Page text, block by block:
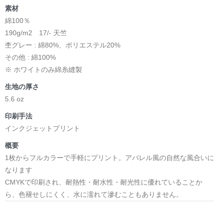
素材
綿100％
190g/m2 17/- 天竺
杢グレー : 綿80%、ポリエステル20%
その他 : 綿100%
※ ホワイトのみ綿糸縫製
生地の厚さ
5.6 oz
印刷手法
インクジェットプリント
概要
1枚からフルカラーで手軽にプリント。アパレル風の自然な風合いに
なります
CMYKで印刷され、耐熱性・耐水性・耐光性に優れていることか
ら、色褪せしにくく、水に濡れて滲むこともありません。